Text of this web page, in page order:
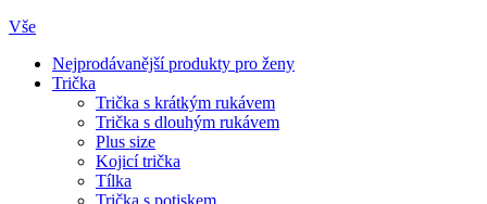
Vše
Nejprodávanější produkty pro ženy
Trička
Trička s krátkým rukávem
Trička s dlouhým rukávem
Plus size
Kojicí trička
Tílka
Trička s potiskem